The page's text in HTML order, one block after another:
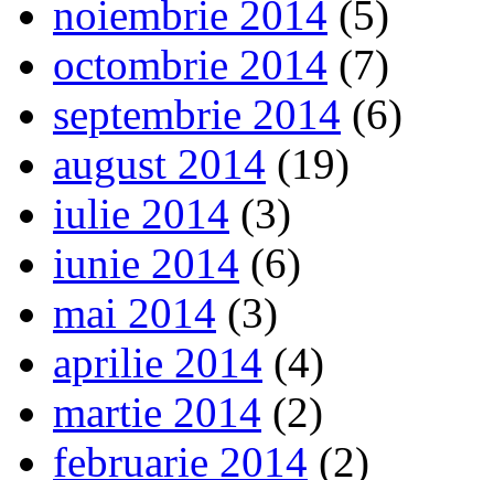
noiembrie 2014 (5)
octombrie 2014 (7)
septembrie 2014 (6)
august 2014 (19)
iulie 2014 (3)
iunie 2014 (6)
mai 2014 (3)
aprilie 2014 (4)
martie 2014 (2)
februarie 2014 (2)